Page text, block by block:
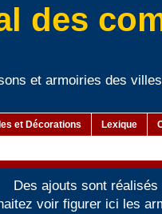
des
et armoiries des
et Décorations Lexique
Des ajouts sont
voir figurer ici les